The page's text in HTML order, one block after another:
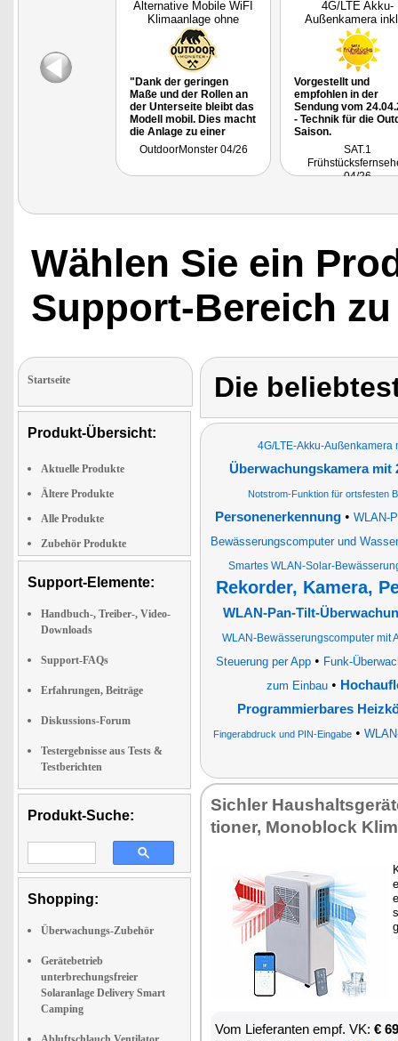
Alternative Mobile WiFI
Klimaanlage ohne
Abluftsch
"Dank der geringen
Maße und der Rollen an
der Unterseite bleibt das
Modell mobil. Dies macht
die Anlage zu einer
Option für
Campingreisen, etwa im
entweichen kann."
OutdoorMonster 04/26
4G/LTE Akku-
Außenkamera
Jahre Datenflat,
Vorgestellt und
empfohlen in der
Sendung vom
- Technik für die
Saison.
SAT.1
04/26
Wählen Sie ein
Support-Bereich
Startseite
Produkt-Übersicht:
Aktuelle Produkte
Ältere Produkte
Alle Produkte
Zubehör Produkte
Support-Elemente:
Handbuch-, Treiber-, Video-
Downloads
Support-FAQs
Erfahrungen, Beiträge
Diskussions-Forum
Testergebnisse aus Tests &
Testberichten
Produkt-Suche:
Shopping:
Überwachungs-Zubehör
Gerätebetrieb
unterbrechungsfreier
Solaranlage Delivery Smart
Camping
Die
4G/LTE-Akku-Außenkamera
Überwachungskamera mit
Notstrom-Funktion für ortsfesten
Personenerkennung • WLAN-
Bewässerungscomputer und
Smartes WLAN-Solar-
Rekorder, Kamera,
WLAN-Pan-Tilt-
WLAN-Bewässerungscomputer mit
Steuerung per App • Funk-
zum Einbau •
Programmierbares
Fingerabdruck und PIN-Eingabe•
Sich­ler
tio­ner, Mo­no­block
Vom Lie­fe­ran­ten empf. VK: €